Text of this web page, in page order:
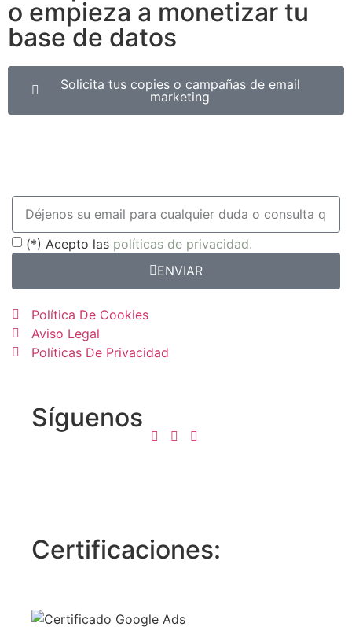
o empieza a monetizar tu
base de datos
Solicita tus copies o campañas de email
marketing
(*) Acepto las políticas de privacidad.
ENVIAR
Política De Cookies
Aviso Legal
Políticas De Privacidad
Síguenos
Certificaciones: